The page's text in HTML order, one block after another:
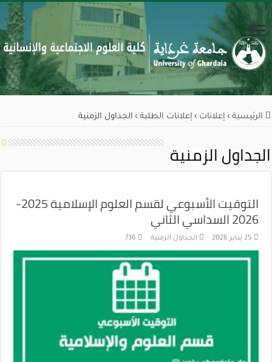
الرئيسية › إعلانات › إعلانات الطلبة › الجداول الزمنية
الجداول الزمنية
التوقيت الأسبوعي لقسم العلوم الإسلامية 2025-
2026 السداسي الثاني
25 يناير 2026 الجداول الزمنية 736